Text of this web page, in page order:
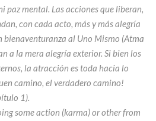
paz mental. Las acciones que liberan,
con cada acto, más y más alegría
bienaventuranza al Uno Mismo (Atma
a la mera alegría exterior. Si bien los
la atracción es toda hacia lo
camino, el verdadero camino!
1).
some action (karma) or other from